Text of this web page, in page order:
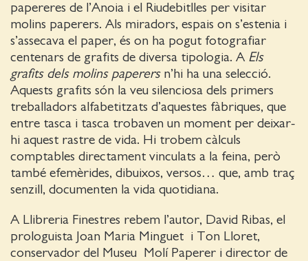
papereres de l’Anoia i el Riudebitlles per visitar
molins paperers. Als miradors, espais on s’estenia i
s’assecava el paper, és on ha pogut fotografiar
centenars de grafits de diversa tipologia. A Els
grafits dels molins paperersn’hi ha una selecció.
Aquests grafits són la veu silenciosa dels primers
treballadors alfabetitzats d’aquestes fàbriques, que
entre tasca i tasca trobaven un moment per deixar-
hi aquest rastre de vida. Hi trobem càlculs
comptables directament vinculats a la feina, però
també efemèrides, dibuixos, versos… que, amb traç
senzill, documenten la vida quotidiana.
A Llibreria Finestres rebem l’autor, David Ribas, el
prologuista Joan Maria Minguet i Ton Lloret,
conservador del Museu Molí Paperer i director de